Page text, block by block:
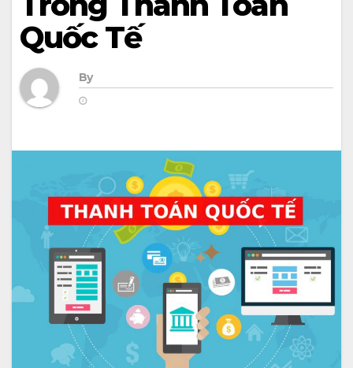
Quốc Tế
By